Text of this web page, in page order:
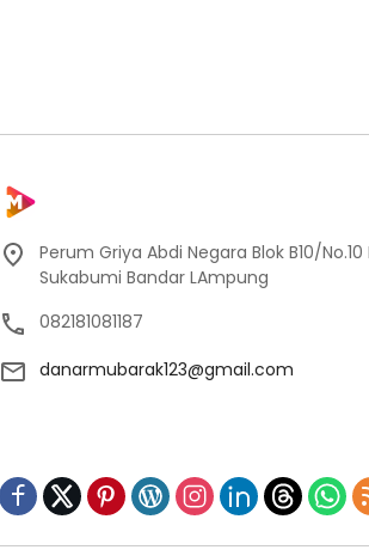
Perum Griya Abdi Negara Blok B10/
Sukabumi Bandar LAmpung
082181081187
danarmubarak123@gmail.com